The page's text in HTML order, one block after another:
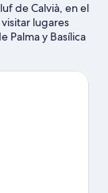
de Calvià, en el
lugares
Palma y Basílica
más activo a
a